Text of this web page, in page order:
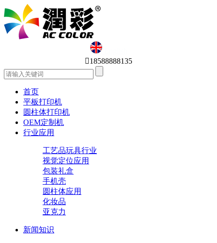
English
18588888135
首页
平板打印机
圆柱体打印机
OEM定制机
行业应用
工艺品玩具行业
视觉定位应用
包装礼盒
手机壳
圆柱体应用
化妆品
亚克力
新闻知识